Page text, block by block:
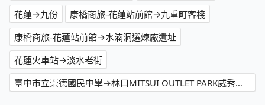
花蓮→九份
康橋商旅-花蓮站前館→九重町客棧
康橋商旅-花蓮站前館→水湳洞選煉廠遺址
花蓮火車站→淡水老街
臺中市立崇德國民中學→林口MITSUI OUTLET PARK威秀影城